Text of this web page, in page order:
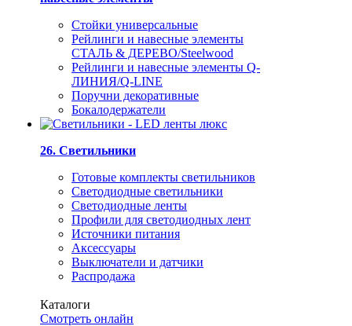
Стойки универсальные
Рейлинги и навесные элементы
СТАЛЬ & ДЕРЕВО/Steelwood
Рейлинги и навесные элементы Q-
ЛИНИЯ/Q-LINE
Поручни декоративные
Бокалодержатели
26. Светильники
Готовые комплекты светильников
Светодиодные светильники
Светодиодные ленты
Профили для светодиодных лент
Источники питания
Аксессуары
Выключатели и датчики
Распродажа
Каталоги
Смотреть онлайн